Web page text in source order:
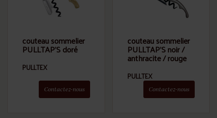
couteau sommelier
PULLTAP'S doré
PULLTEX
Contactez-nous
couteau sommelier
PULLTAP'S noir /
anthracite / rouge
PULLTEX
Contactez-nous